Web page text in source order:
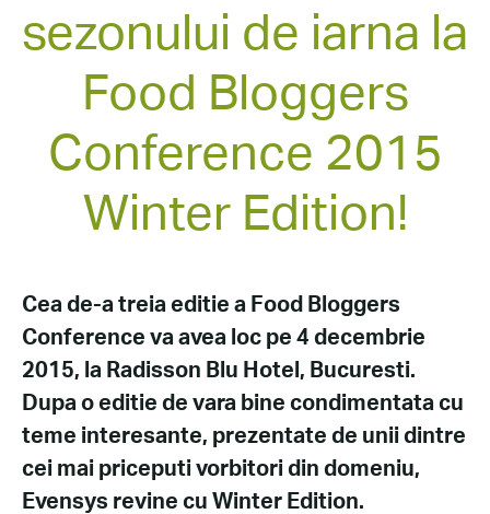
sezonului de iarna la
Food Bloggers
Conference 2015
Winter Edition!
Cea de-a treia editie a Food Bloggers
Conference va avea loc pe 4 decembrie
2015, la Radisson Blu Hotel, Bucuresti.
Dupa o editie de vara bine condimentata cu
teme interesante, prezentate de unii dintre
cei mai priceputi vorbitori din domeniu,
Evensys revine cu Winter Edition.